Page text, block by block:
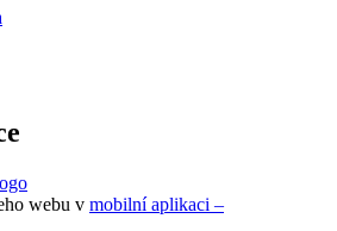
webu v mobilní aplikaci –